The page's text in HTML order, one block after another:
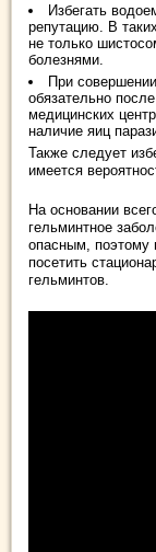
Избегать
репутацию. В
не только
болезнями.
При
обязательно
медицинских
наличие яиц
Также следует
имеется
На основании
гельминтное
опасным, поэтому
посетить
гельминтов.